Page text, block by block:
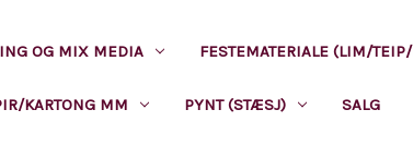
OG MIX MEDIA FESTEMATERIALE (LIM/
KARTONG MM PYNT (STÆSJ) SALG